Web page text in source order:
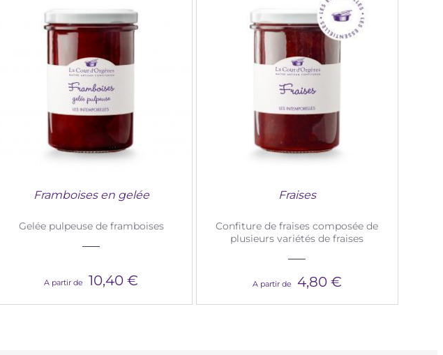
Framboises en gelée
Gelée pulpeuse de framboises
A partir de 10,40 €
Fraises
Confiture de fraises composée de
plusieurs variétés de fraises
A partir de 4,80 €